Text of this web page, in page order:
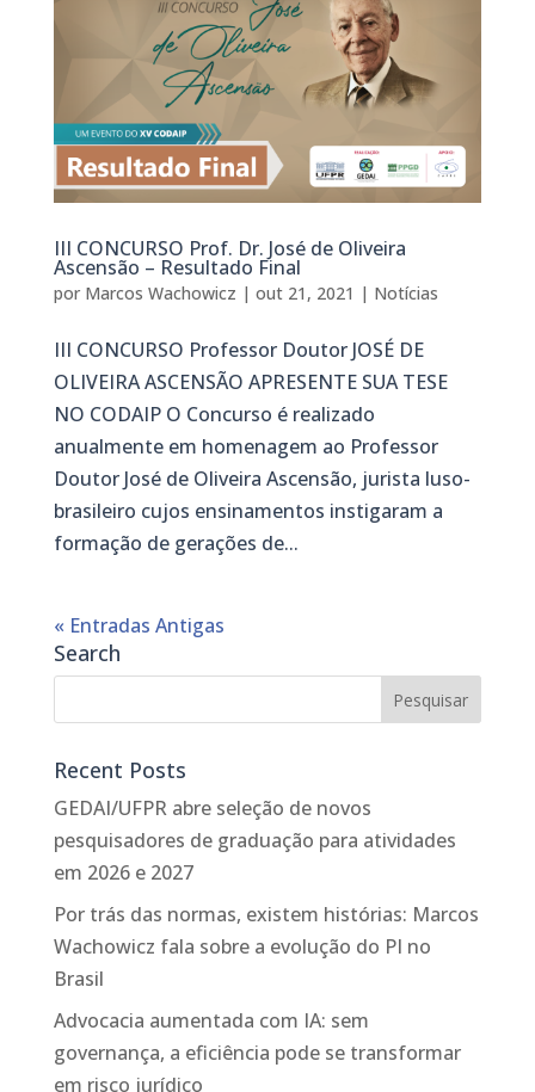
III CONCURSO Prof. Dr. José de Oliveira
Ascensão – Resultado Final
por Marcos Wachowicz | out 21, 2021 | Notícias
III CONCURSO Professor Doutor JOSÉ DE
OLIVEIRA ASCENSÃO APRESENTE SUA TESE
NO CODAIP O Concurso é realizado
anualmente em homenagem ao Professor
Doutor José de Oliveira Ascensão, jurista luso-
brasileiro cujos ensinamentos instigaram a
formação de gerações de...
« Entradas Antigas
Search
Recent Posts
GEDAI/UFPR abre seleção de novos
pesquisadores de graduação para atividades
em 2026 e 2027
Por trás das normas, existem histórias: Marcos
Wachowicz fala sobre a evolução do PI no
Brasil
Advocacia aumentada com IA: sem
governança, a eficiência pode se transformar
em risco jurídico